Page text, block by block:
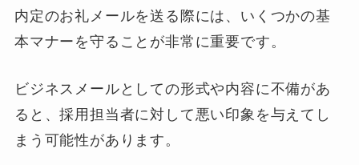
内定のお礼メールを送る際には、いくつかの基
本マナーを守ることが非常に重要です。
ビジネスメールとしての形式や内容に不備があ
ると、採用担当者に対して悪い印象を与えてし
まう可能性があります。